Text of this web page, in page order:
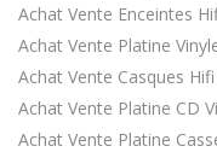
Achat Vente Enceintes
Achat Vente Platine
Achat Vente Casques
Achat Vente Platine CD
Achat Vente Platine